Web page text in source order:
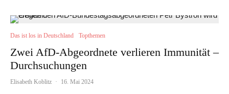
Das ist los in Deutschland Topthemen
Zwei AfD-Abgeordnete verlieren Immunität –
Durchsuchungen
Elisabeth Koblitz · 16. Mai 2024